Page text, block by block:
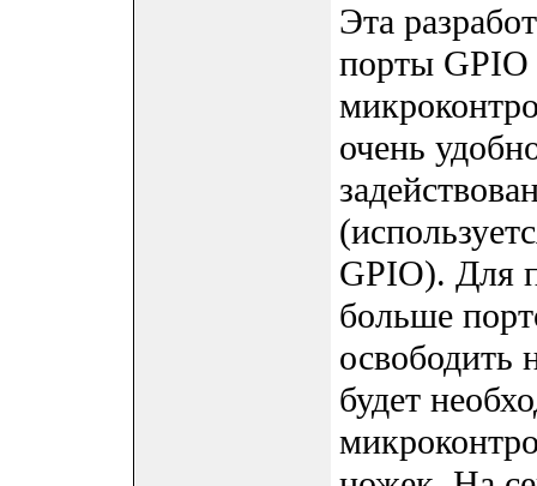
Эта
порты GPIO
очень
GPIO). Для
больше
освободить
будет